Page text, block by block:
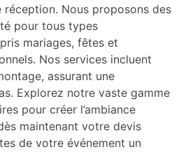
Nous proposons des
pour tous types
mariages, fêtes et
Nos services incluent
assurant une
Explorez notre vaste gamme
pour créer l’ambiance
maintenant votre devis
de votre événement un